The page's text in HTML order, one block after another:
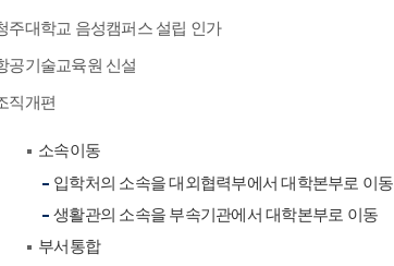
주대학교 음성캠퍼스 설립 인가
공기술교육원 신설
직개편
소속이동
입학처의 소속을 대외협력부에서 대학본부로 이동
생활관의 소속을 부속기관에서 대학본부로 이동
부서통합